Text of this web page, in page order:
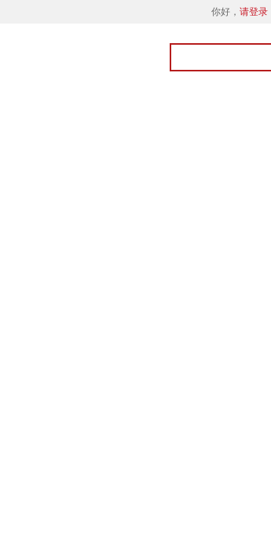
你好， 请登录